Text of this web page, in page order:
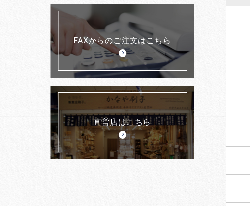
FAXからのご注文はこちら
直営店はこちら